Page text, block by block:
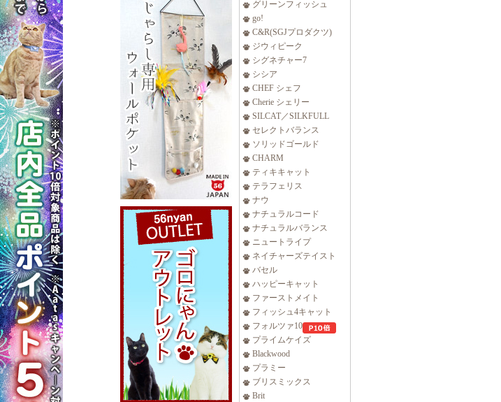
グリーンフィッシュ
go!
C&R(SGJプロダクツ)
ジウィピーク
シグネチャー7
シシア
CHEF シェフ
Cherie シェリー
SILCAT／SILKFULL
セレクトバランス
ソリッドゴールド
CHARM
ティキキャット
テラフェリス
ナウ
ナチュラルコード
ナチュラルバランス
ニュートライプ
ネイチャーズテイスト
バセル
ハッピーキャット
ファーストメイト
フィッシュ4キャット
フォルツァ10
プライムケイズ
Blackwood
プラミー
ブリスミックス
Brit